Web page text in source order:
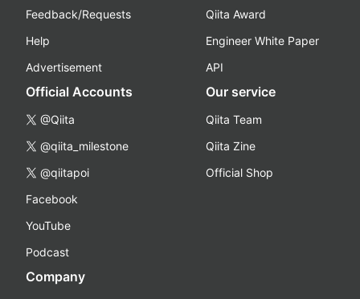
Feedback/Requests
Help
Advertisement
Qiita Award
Engineer White Paper
API
Official Accounts
@Qiita
@qiita_milestone
@qiitapoi
Facebook
YouTube
Podcast
Our service
Qiita Team
Qiita Zine
Official Shop
Company